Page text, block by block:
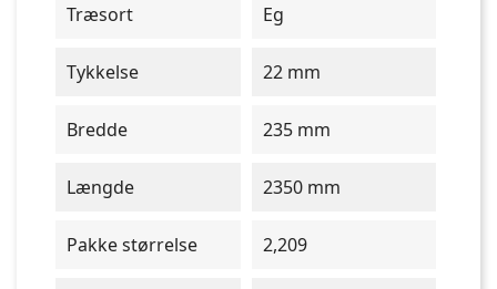
Træsort Eg
Tykkelse 22 mm
Bredde 235 mm
Længde 2350 mm
Pakke størrelse 2,209